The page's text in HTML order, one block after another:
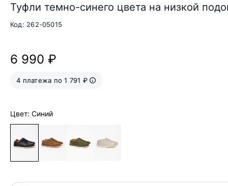
Туфли темно-синего цвета на низкой
Код: 262-05015
6 990 ₽
4 платежа по 1 791 ₽
Цвет: Синий